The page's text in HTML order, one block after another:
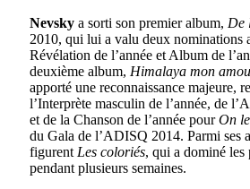
Nevsky a sorti son premier album, De
2010, qui lui a valu deux nominations
Révélation de l’année et Album de
deuxième album, Himalaya mon
apporté une reconnaissance majeure,
l’Interprète masculin de l’année, de
et de la Chanson de l’année pourOn
du Gala de l’ADISQ 2014. Parmi ses
figurent Les coloriés, qui a dominé les
pendant plusieurs semaines.